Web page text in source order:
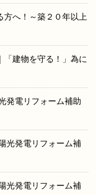
方へ！～築２０年以上
「建物を守る！」為に
発電リフォーム補助
光発電リフォーム補
光発電リフォーム補